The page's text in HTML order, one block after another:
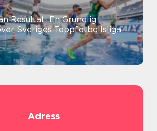
Resultat: En Grundlig
Sveriges Toppfotbollsliga
Adress